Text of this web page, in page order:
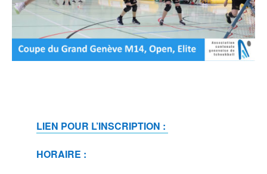
LIEN POUR L’INSCRIPTION :
HORAIRE :